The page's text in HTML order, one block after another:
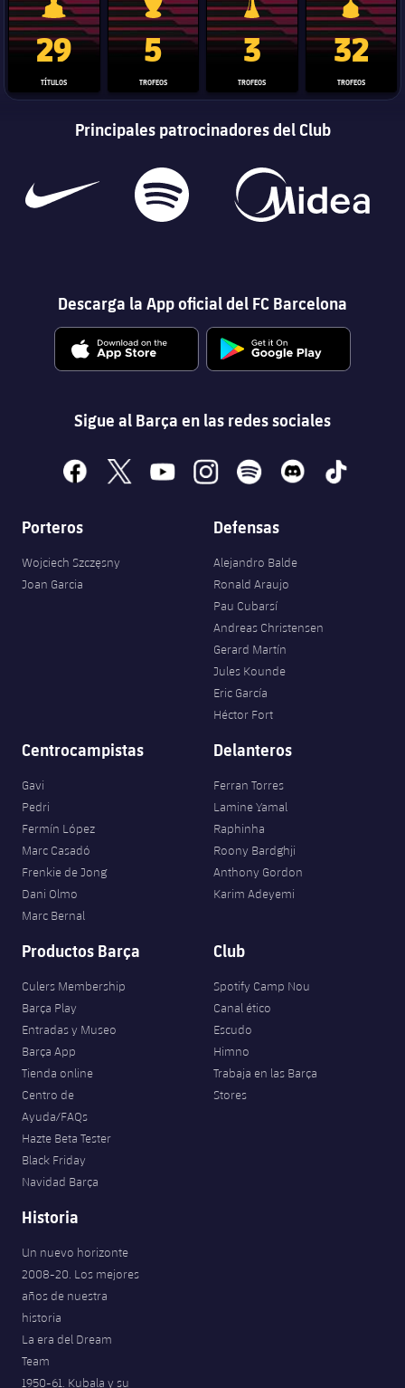
Trofeo de La Liga
29
TÍTULOS
Trofeo de la Liga de Campeones
5
TROFEOS
Trofeo del Mundial de
3
TROFEOS
Copa del
32
TROFEOS
Principales patrocinadores del Club
Descarga la App oficial del FC Barcelona
Sigue al Barça en las redes sociales
facebook
x youtubeinstagramspotify discord tiktok
Porteros
Wojciech Szczęsny
Joan Garcia
Defensas
Alejandro Balde
Ronald Araujo
Pau Cubarsí
Andreas Christensen
Gerard Martín
Jules Kounde
Eric García
Héctor Fort
Centrocampistas
Gavi
Pedri
Fermín López
Marc Casadó
Frenkie de Jong
Dani Olmo
Marc Bernal
Delanteros
Ferran Torres
Lamine Yamal
Raphinha
Roony Bardghji
Anthony Gordon
Karim Adeyemi
Productos Barça
Culers Membership
Barça Play
Entradas y Museo
Barça App
Tienda online
Centro de
Ayuda/FAQs
Hazte Beta Tester
Black Friday
Navidad Barça
Club
Spotify Camp Nou
Canal ético
Escudo
Himno
Trabaja en las Barça
Stores
Historia
Un nuevo horizonte
2008-20. Los mejores
años de nuestra
historia
La era del Dream
Team
1950-61. Kubala y su